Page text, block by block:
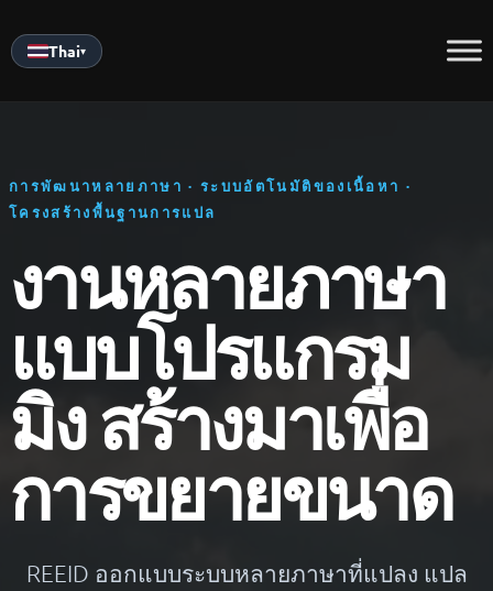
to
Thai▾
การพัฒนาหลายภาษา · ระบบอัตโนมัติของเนื้อหา ·
โครงสร้างพื้นฐานการแปล
งานหลายภาษา
แบบโปรแกรม
มิง สร้างมาเพื่อ
การขยายขนาด
REEID ออกแบบระบบหลายภาษาที่แปลง แปล